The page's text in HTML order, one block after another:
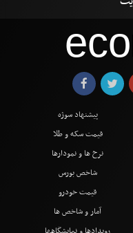
eco
پیشنهاد سوژه
قیمت سکه و طلا
نرخ ها و نمودارها
شاخص بورس
قیمت خودرو
آمار و شاخص ها